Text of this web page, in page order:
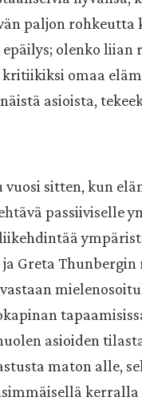
paljon rohkeutta
olenko
omaa
asioista,
sitten, kun
passiiviselle
Greta
asioiden
maton alle,